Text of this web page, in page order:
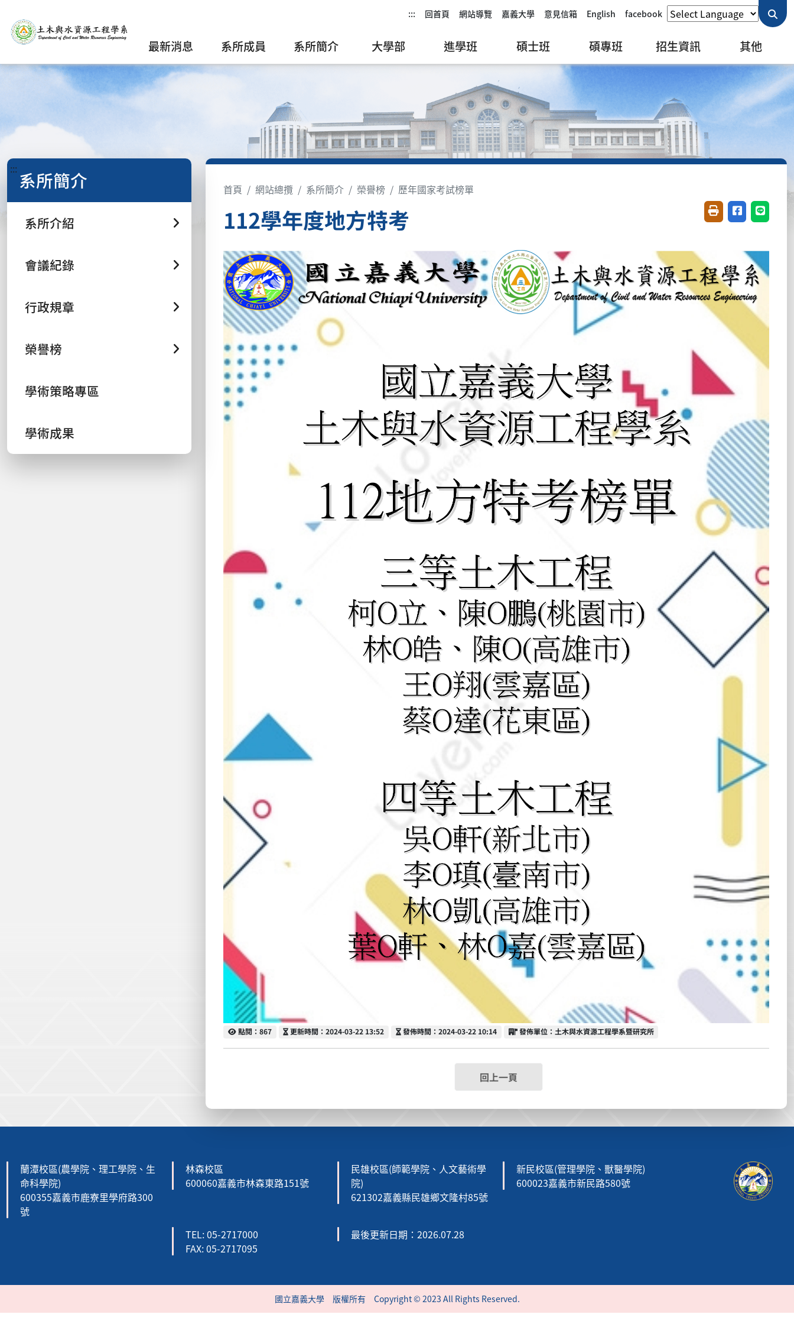
::: 回首頁 網站導覽 嘉義大學 意見信箱 English facebook
最新消息 系所成員 系所簡介 大學部 進學班 碩士班 碩專班 招生資訊 其他
::: 系所簡介
系所介紹
會議紀錄
行政規章
榮譽榜
學術策略專區
學術成果
首頁 網站總攬 系所簡介 榮譽榜 歷年國家考試榜單
112學年度地方特考 友善列印(開新視窗)
分享至臉書(
分享至
點閱
點閱：867 更新時間
更新時間：2024-03-22 13:52 發佈時間
發佈時間：2024-03-22 10:14 發佈單位
發佈單位：土木與水資源工程學系暨研究所
回上一頁
蘭潭校區(農學院、理工學院、生
命科學院)
600355嘉義市鹿寮里學府路300
號
林森校區
600060嘉義市林森東路151號
民雄校區(師範學院、人文藝術學
院)
621302嘉義縣民雄鄉文隆村85號
新民校區(管理學院、獸醫學院)
600023嘉義市新民路580號
TEL: 05-2717000
FAX: 05-2717095
最後更新日期：2026.07.28
國立嘉義大學 版權所有 Copyright © 2023 All Rights Reserved.